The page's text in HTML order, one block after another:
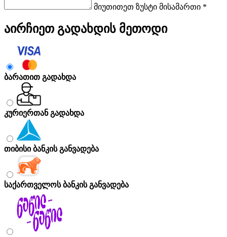
მიუთითეთ ზუსტი მისამართი *
აირჩიეთ გადახდის მეთოდი
ბარათით გადახდა
კურიერთან გადახდა
თიბისი ბანკის განვადება
საქართველოს ბანკის განვადება